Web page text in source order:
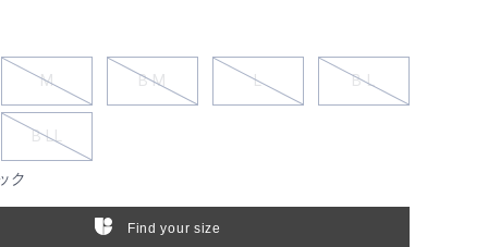
M B M L B L
B LL
ク
Find your size